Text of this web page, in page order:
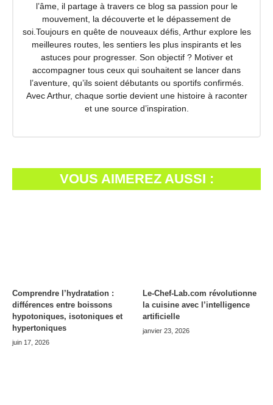
l’âme, il partage à travers ce blog sa passion pour le
mouvement, la découverte et le dépassement de
soi.Toujours en quête de nouveaux défis, Arthur explore les
meilleures routes, les sentiers les plus inspirants et les
astuces pour progresser. Son objectif ? Motiver et
accompagner tous ceux qui souhaitent se lancer dans
l’aventure, qu’ils soient débutants ou sportifs confirmés.
Avec Arthur, chaque sortie devient une histoire à raconter
et une source d’inspiration.
VOUS AIMEREZ AUSSI :
Comprendre l’hydratation :
différences entre boissons
hypotoniques, isotoniques et
hypertoniques
juin 17, 2026
Le-Chef-Lab.com révolutionne
la cuisine avec l’intelligence
artificielle
janvier 23, 2026